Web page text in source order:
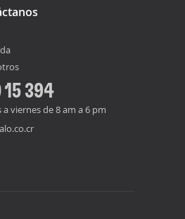
394
viernes de 8 am a 6 pm